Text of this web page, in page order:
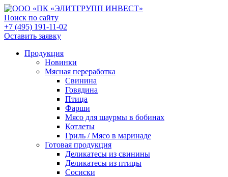
Поиск по сайту
+7 (495) 191-11-02
Оставить заявку
Продукция
Новинки
Мясная переработка
Свинина
Говядина
Птица
Фарши
Мясо для шаурмы в бобинах
Котлеты
Гриль / Мясо в маринаде
Готовая продукция
Деликатесы из свинины
Деликатесы из птицы
Сосиски